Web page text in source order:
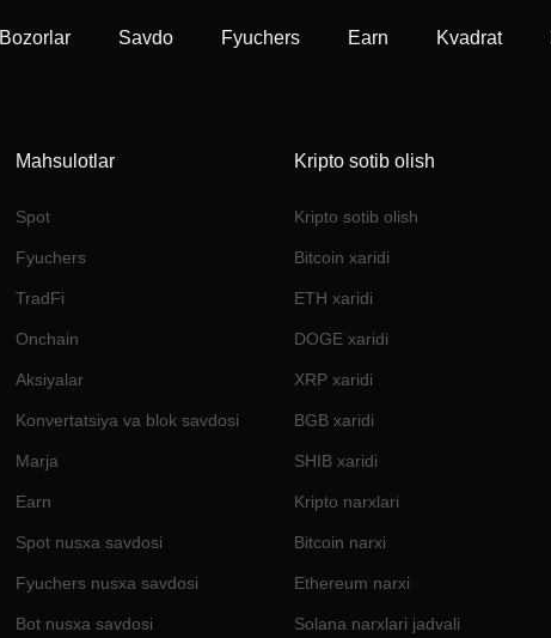
Bozorlar Savdo Fyuchers Earn Kvadrat
Mahsulotlar
Spot
Fyuchers
TradFi
Onchain
Aksiyalar
Konvertatsiya va blok savdosi
Marja
Earn
Spot nusxa savdosi
Fyuchers nusxa savdosi
Bot nusxa savdosi
Kripto sotib olish
Kripto sotib olish
Bitcoin xaridi
ETH xaridi
DOGE xaridi
XRP xaridi
BGB xaridi
SHIB xaridi
Kripto narxlari
Bitcoin narxi
Ethereum narxi
Solana narxlari jadvali